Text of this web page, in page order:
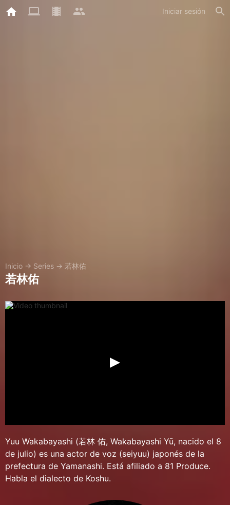
Iniciar sesión
Inicio → Series → 若林佑
若林佑
Yuu Wakabayashi (若林 佑, Wakabayashi Yū, nacido el 8
de julio) es una actor de voz (seiyuu) japonés de la
prefectura de Yamanashi. Está afiliado a 81 Produce.
Habla el dialecto de Koshu.